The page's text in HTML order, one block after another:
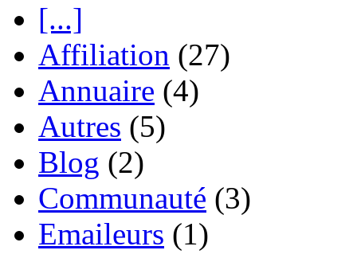
[...]
Affiliation (27)
Annuaire (4)
Autres (5)
Blog (2)
Communauté (3)
Emaileurs (1)